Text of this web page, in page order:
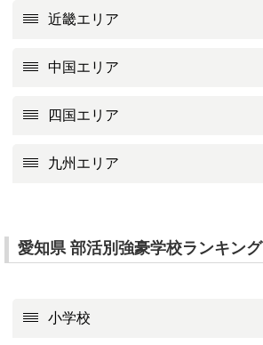
近畿エリア
中国エリア
四国エリア
九州エリア
愛知県 部活別強豪学校ランキング
小学校